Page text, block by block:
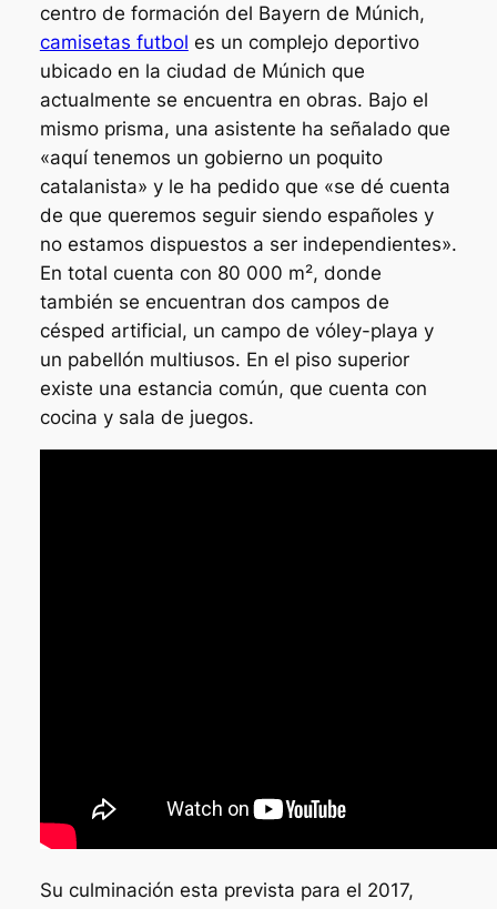
centro de formación del Bayern de Múnich,
camisetas futbol es un complejo deportivo
ubicado en la ciudad de Múnich que
actualmente se encuentra en obras. Bajo el
mismo prisma, una asistente ha señalado que
«aquí tenemos un gobierno un poquito
catalanista» y le ha pedido que «se dé cuenta
de que queremos seguir siendo españoles y
no estamos dispuestos a ser independientes».
En total cuenta con 80 000 m², donde
también se encuentran dos campos de
césped artificial, un campo de vóley-playa y
un pabellón multiusos. En el piso superior
existe una estancia común, que cuenta con
cocina y sala de juegos.
Su culminación esta prevista para el 2017,